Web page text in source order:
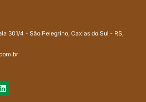
301/4 - São Pelegrino, Caxias do Sul - RS,